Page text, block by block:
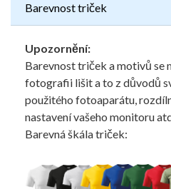
Barevnost triček
Upozornění:
Barevnost triček a motivů se
fotografii lišit a to z důvodů
použitého fotoaparátu,
nastavení vašeho monitoru
Barevná škála triček: